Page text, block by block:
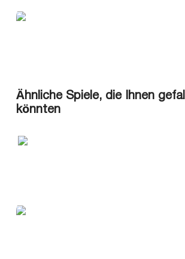
Ähnliche Spiele, die Ihnen
könnten